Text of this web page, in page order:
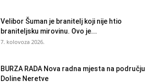
Velibor Šuman je branitelj koji nije htio
braniteljsku mirovinu. Ovo je...
7. kolovoza 2026.
BURZA RADA Nova radna mjesta na području
Doline Neretve